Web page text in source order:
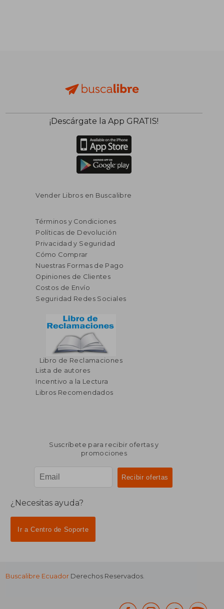
¡Descárgate la App GRATIS!
Vender Libros en Buscalibre
Términos y Condiciones
Políticas de Devolución
Privacidad y Seguridad
Cómo Comprar
Nuestras Formas de Pago
Opiniones de Clientes
Costos de Envío
Seguridad Redes Sociales
Libro de Reclamaciones
Lista de autores
Incentivo a la Lectura
Libros Recomendados
Suscríbete para recibir ofertas y
promociones
¿Necesitas ayuda?
Ir a Centro de Soporte
Buscalibre Ecuador Derechos Reservados.